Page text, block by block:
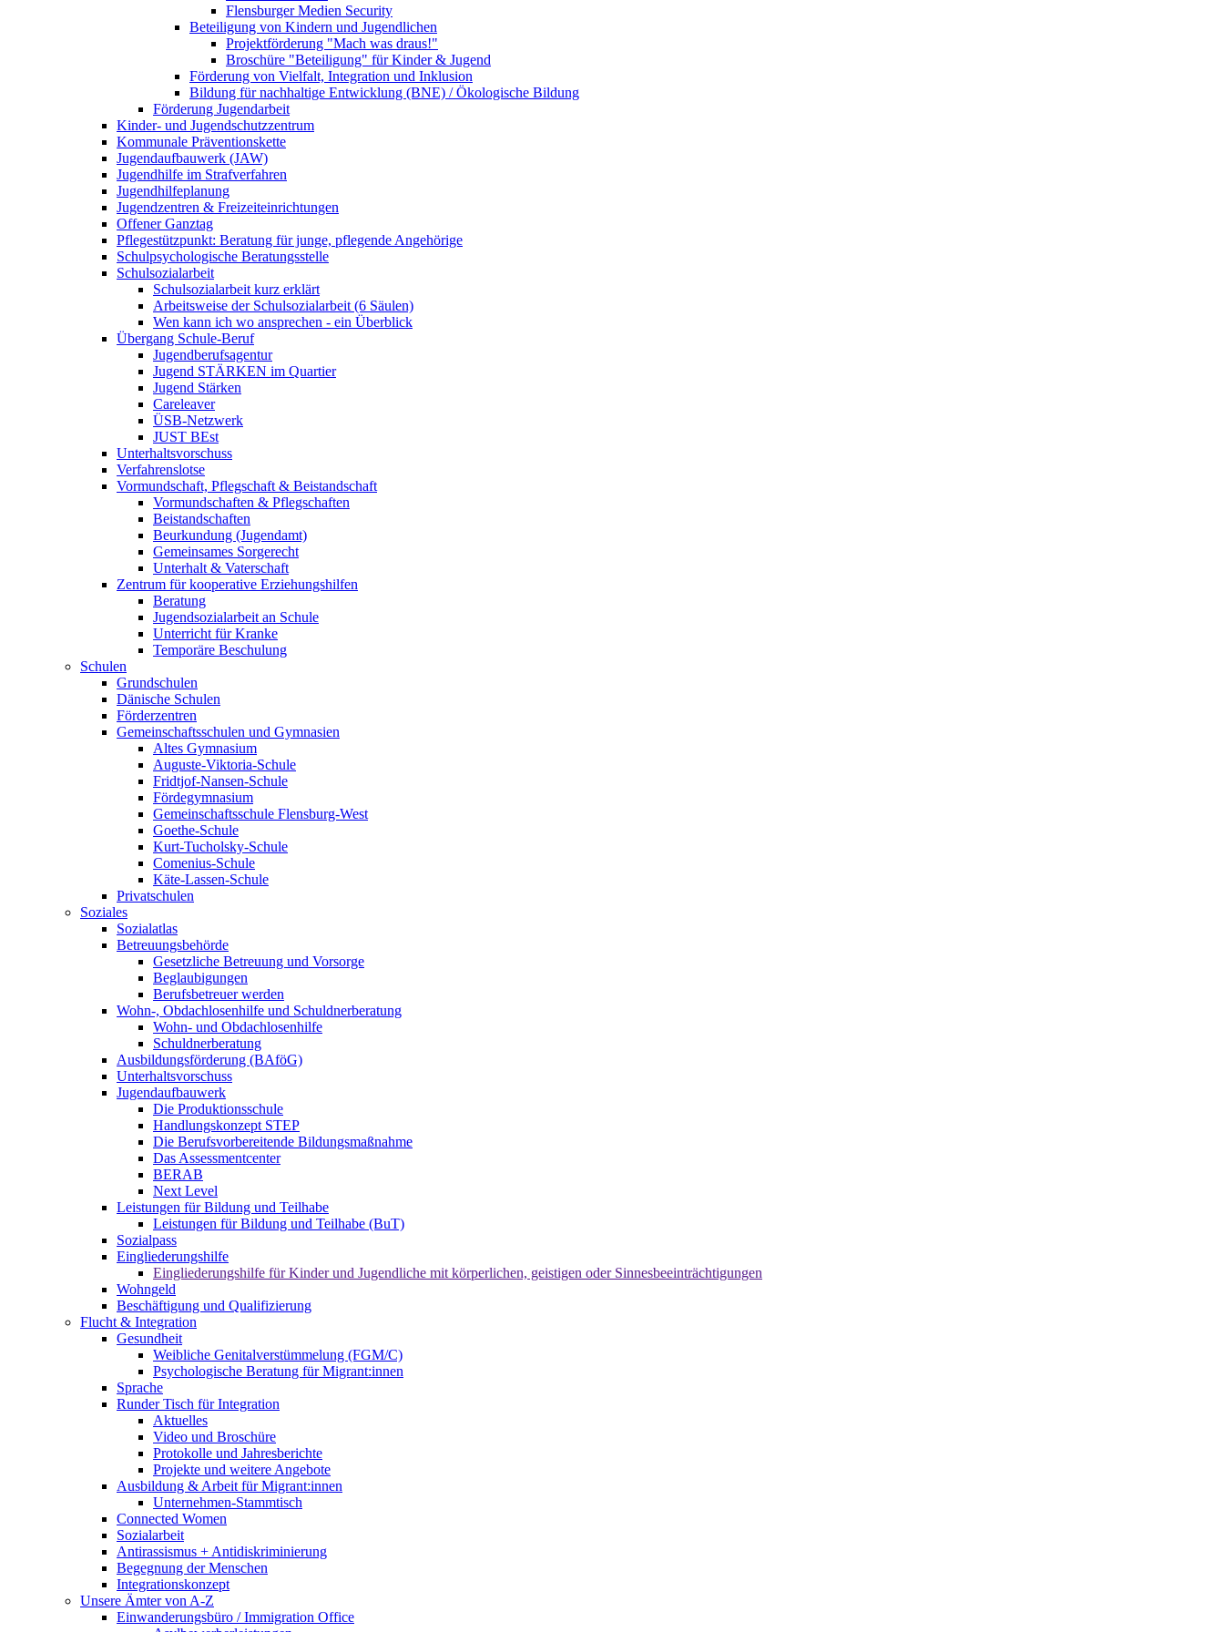
Flensburger Medien Security
Beteiligung von Kindern und Jugendlichen
Projektförderung "Mach was draus!"
Broschüre "Beteiligung" für Kinder & Jugend
Förderung von Vielfalt, Integration und Inklusion
Bildung für nachhaltige Entwicklung (BNE) / Ökologische Bildung
Förderung Jugendarbeit
Kinder- und Jugendschutzzentrum
Kommunale Präventionskette
Jugendaufbauwerk (JAW)
Jugendhilfe im Strafverfahren
Jugendhilfeplanung
Jugendzentren & Freizeiteinrichtungen
Offener Ganztag
Pflegestützpunkt: Beratung für junge, pflegende Angehörige
Schulpsychologische Beratungsstelle
Schulsozialarbeit
Schulsozialarbeit kurz erklärt
Arbeitsweise der Schulsozialarbeit (6 Säulen)
Wen kann ich wo ansprechen - ein Überblick
Übergang Schule-Beruf
Jugendberufsagentur
Jugend STÄRKEN im Quartier
Jugend Stärken
Careleaver
ÜSB-Netzwerk
JUST BEst
Unterhaltsvorschuss
Verfahrenslotse
Vormundschaft, Pflegschaft & Beistandschaft
Vormundschaften & Pflegschaften
Beistandschaften
Beurkundung (Jugendamt)
Gemeinsames Sorgerecht
Unterhalt & Vaterschaft
Zentrum für kooperative Erziehungshilfen
Beratung
Jugendsozialarbeit an Schule
Unterricht für Kranke
Temporäre Beschulung
Schulen
Grundschulen
Dänische Schulen
Förderzentren
Gemeinschaftsschulen und Gymnasien
Altes Gymnasium
Auguste-Viktoria-Schule
Fridtjof-Nansen-Schule
Fördegymnasium
Gemeinschaftsschule Flensburg-West
Goethe-Schule
Kurt-Tucholsky-Schule
Comenius-Schule
Käte-Lassen-Schule
Privatschulen
Soziales
Sozialatlas
Betreuungsbehörde
Gesetzliche Betreuung und Vorsorge
Beglaubigungen
Berufsbetreuer werden
Wohn-, Obdachlosenhilfe und Schuldnerberatung
Wohn- und Obdachlosenhilfe
Schuldnerberatung
Ausbildungsförderung (BAföG)
Unterhaltsvorschuss
Jugendaufbauwerk
Die Produktionsschule
Handlungskonzept STEP
Die Berufsvorbereitende Bildungsmaßnahme
Das Assessmentcenter
BERAB
Next Level
Leistungen für Bildung und Teilhabe
Leistungen für Bildung und Teilhabe (BuT)
Sozialpass
Eingliederungshilfe
Eingliederungshilfe für Kinder und Jugendliche mit körperlichen, geistigen oder Sinnesbeeinträchtigungen
Wohngeld
Beschäftigung und Qualifizierung
Flucht & Integration
Gesundheit
Weibliche Genitalverstümmelung (FGM/C)
Psychologische Beratung für Migrant:innen
Sprache
Runder Tisch für Integration
Aktuelles
Video und Broschüre
Protokolle und Jahresberichte
Projekte und weitere Angebote
Ausbildung & Arbeit für Migrant:innen
Unternehmen-Stammtisch
Connected Women
Sozialarbeit
Antirassismus + Antidiskriminierung
Begegnung der Menschen
Integrationskonzept
Unsere Ämter von A-Z
Einwanderungsbüro / Immigration Office